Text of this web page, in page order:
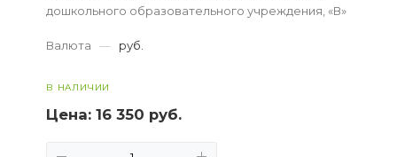
дошкольного образовательного учреждения, «В»
проводитс...
Валюта — руб.
В НАЛИЧИИ
Цена: 16 350 руб.